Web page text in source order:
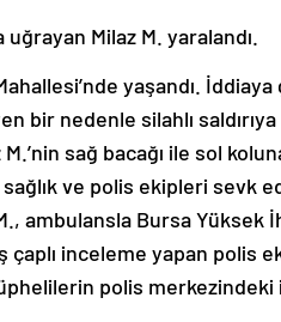
uğrayan Milaz M. yaralandı.
yaşandı.
bir nedenle silahlı saldırıya
sağ bacağı ile sol
ve polis ekipleri sevk
ambulansla Bursa Yüksek
çaplı inceleme yapan polis
polis